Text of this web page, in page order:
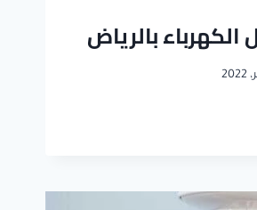
بالرياض